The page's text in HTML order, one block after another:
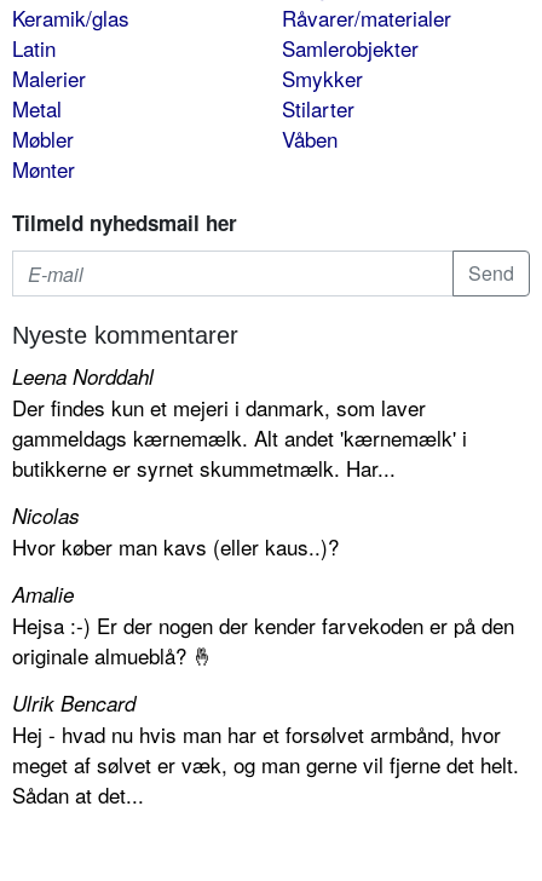
Keramik/glas
Latin
Malerier
Metal
Møbler
Mønter
Råvarer/materialer
Samlerobjekter
Smykker
Stilarter
Våben
Tilmeld nyhedsmail her
Nyeste kommentarer
Leena Norddahl
Der findes kun et mejeri i danmark, som laver
gammeldags kærnemælk. Alt andet 'kærnemælk' i
butikkerne er syrnet skummetmælk. Har...
Nicolas
Hvor køber man kavs (eller kaus..)?
Amalie
Hejsa :-) Er der nogen der kender farvekoden er på den
originale almueblå? 🤞
Ulrik Bencard
Hej - hvad nu hvis man har et forsølvet armbånd, hvor
meget af sølvet er væk, og man gerne vil fjerne det helt.
Sådan at det...